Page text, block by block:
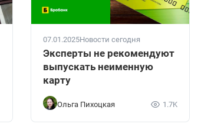
07.01.2025Новости сегодня
Эксперты не рекомендуют
выпускать неименную
карту
Ольга Пихоцкая 1.7K